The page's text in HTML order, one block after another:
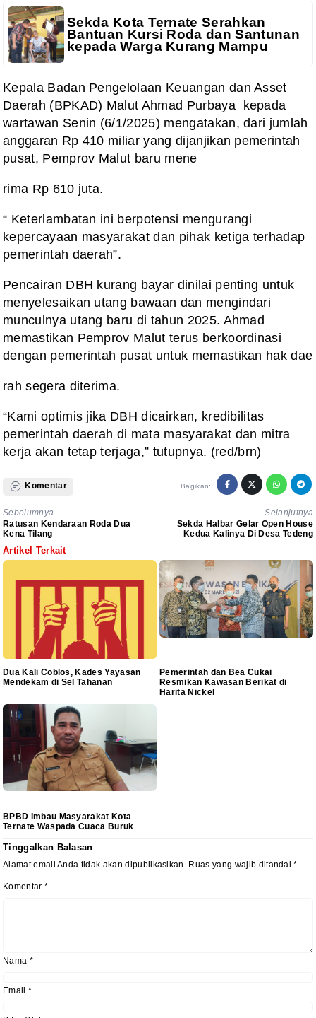
Sekda Kota Ternate Serahkan
Bantuan Kursi Roda dan Santunan
kepada Warga Kurang Mampu
Kepala Badan Pengelolaan Keuangan dan Asset
Daerah (BPKAD) Malut Ahmad Purbaya kepada
wartawan Senin (6/1/2025) mengatakan, dari jumlah
anggaran Rp 410 miliar yang dijanjikan pemerintah
pusat, Pemprov Malut baru mene
rima Rp 610 juta.
“ Keterlambatan ini berpotensi mengurangi
kepercayaan masyarakat dan pihak ketiga terhadap
pemerintah daerah”.
Pencairan DBH kurang bayar dinilai penting untuk
menyelesaikan utang bawaan dan mengindari
munculnya utang baru di tahun 2025. Ahmad
memastikan Pemprov Malut terus berkoordinasi
dengan pemerintah pusat untuk memastikan hak dae
rah segera diterima.
“Kami optimis jika DBH dicairkan, kredibilitas
pemerintah daerah di mata masyarakat dan mitra
kerja akan tetap terjaga,” tutupnya. (red/brn)
Komentar Bagikan:
Sebelumnya
Ratusan Kendaraan Roda Dua
Kena Tilang
Selanjutnya
Sekda Halbar Gelar Open House
Kedua Kalinya Di Desa Tedeng
Artikel Terkait
Dua Kali Coblos, Kades Yayasan
Mendekam di Sel Tahanan
Pemerintah dan Bea Cukai
Resmikan Kawasan Berikat di
Harita Nickel
BPBD Imbau Masyarakat Kota
Ternate Waspada Cuaca Buruk
Tinggalkan Balasan
Alamat email Anda tidak akan dipublikasikan. Ruas yang wajib ditandai*
Komentar *
Nama *
Email *